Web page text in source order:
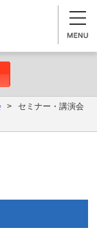
>
セミナー・講演会